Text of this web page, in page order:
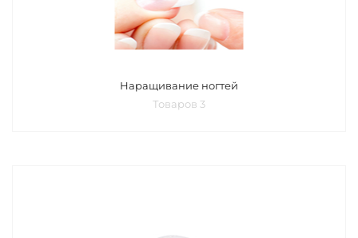
Наращивание ногтей
Товаров 3